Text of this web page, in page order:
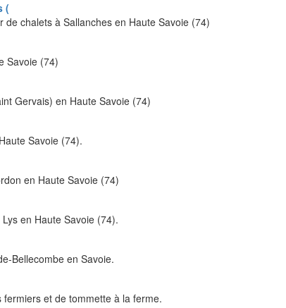
(
chalets à Sallanches en Haute Savoie (74)
Savoie (74)
Gervais) en Haute Savoie (74)
Savoie (74).
en Haute Savoie (74)
en Haute Savoie (74).
Bellecombe en Savoie.
et de tommette à la ferme.